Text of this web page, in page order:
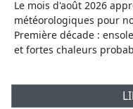
Le mois d'août 2026
météorologiques pour
Première décade :
et fortes chaleurs